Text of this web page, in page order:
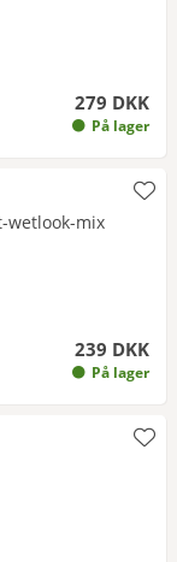
279 DKK
På lager
wetlook-mix
239 DKK
På lager